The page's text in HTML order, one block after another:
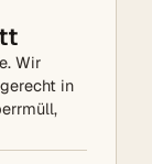
Wir
in